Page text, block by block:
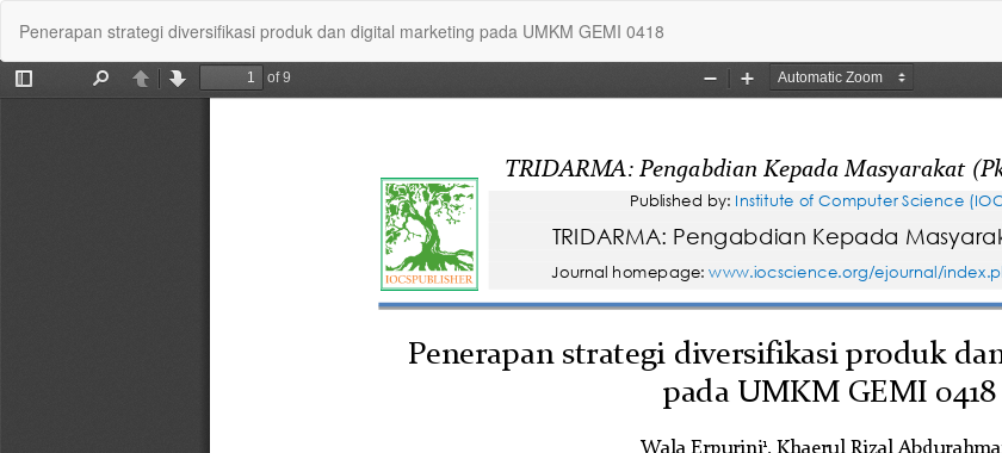
Article
Details
Penerapan strategi diversifikasi produk dan digital marketing pada UMKM GEMI 0418